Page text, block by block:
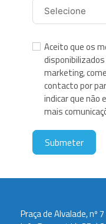
Aceito que os
marketing,
contacto por
indicar que não
mais
Submeter
Praça de Alvalade, nº